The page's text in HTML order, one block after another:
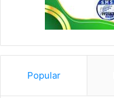
Popular